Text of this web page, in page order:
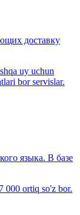
доставку
uy uchun
bor servislar.
языка. В базе
ortiq so'z bor.